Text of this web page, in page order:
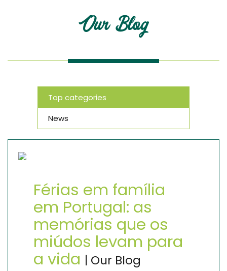
Our Blog
Top categories
News
Férias em família
em Portugal: as
memórias que os
miúdos levam para
a vida | Our Blog